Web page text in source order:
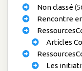
Non classé
Rencontre
Articles
Les